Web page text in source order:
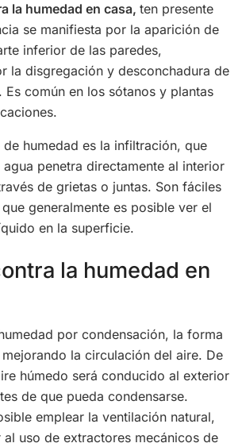
la humedad en casa, ten presente
se manifiesta por la aparición de
inferior de las paredes,
la disgregación y desconchadura de
Es común en los sótanos y plantas
de humedad es la infiltración, que
penetra directamente al interior
de grietas o juntas. Son fáciles
generalmente es posible ver el
en la superficie.
la humedad en
por condensación, la forma
la circulación del aire. De
húmedo será conducido al exterior
de que pueda condensarse.
emplear la ventilación natural,
al uso de extractores mecánicos de